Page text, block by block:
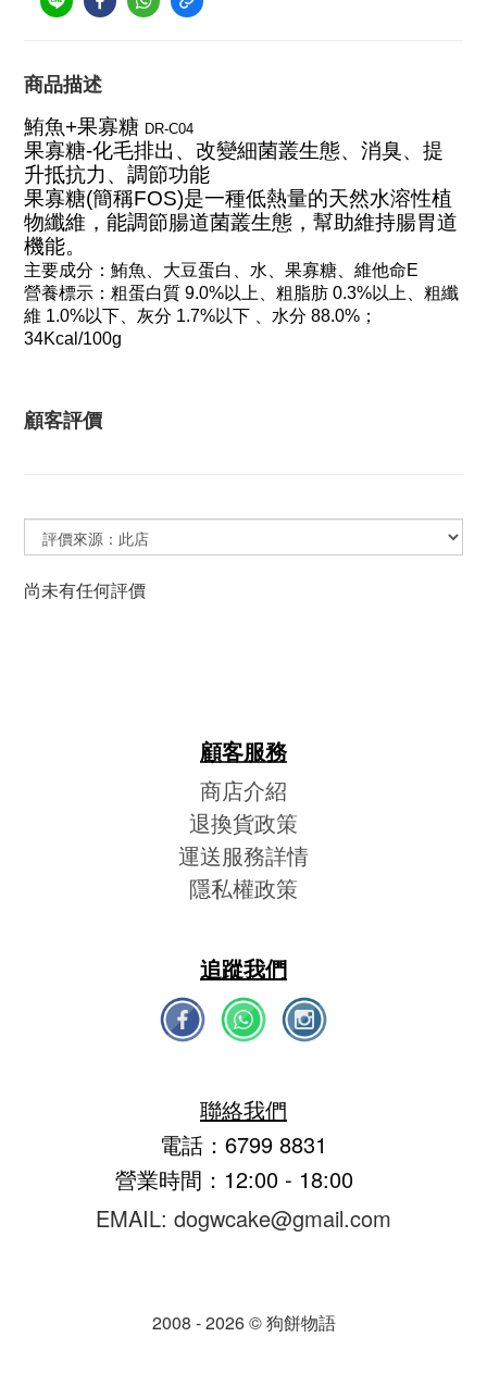
商品描述
鮪魚+果寡糖 DR-C04
果寡糖-化毛排出、改變細菌叢生態、消臭、提
升抵抗力、調節功能
果寡糖(簡稱FOS)是一種低熱量的天然水溶性植
物纖維，能調節腸道菌叢生態，幫助維持腸胃道
機能。
主要成分：鮪魚、大豆蛋白、水、果寡糖、維他命E
營養標示：粗蛋白質 9.0%以上、粗脂肪 0.3%以上、粗纖
維 1.0%以下、灰分 1.7%以下 、水分 88.0%；
34Kcal/100g
顧客評價
尚未有任何評價
顧客服務
商店介紹
退換貨政策
運送服務詳情
隱私權政策
追蹤我們
聯絡我們
電話：6799 8831
營業時間：12:00 - 18:00
EMAIL: dogwcake@gmail.com
2008 - 2026 © 狗餅物語